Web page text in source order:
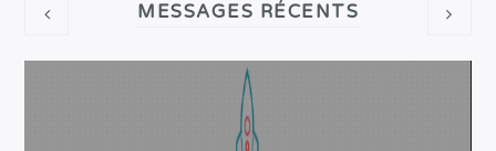
MESSAGES RÉCENTS